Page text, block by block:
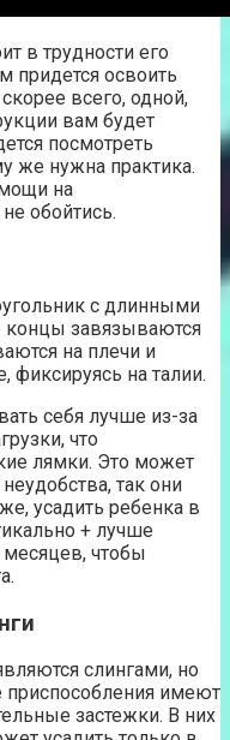
в трудности его
придется освоить
всего, одной,
вам будет
посмотреть
же нужна практика.
на
обойтись.
с длинными
концы завязываются
на плечи и
фиксируясь на талии.
себя лучше из-за
что
лямки. Это может
так они
усадить ребенка в
+ лучше
месяцев, чтобы
слингами, но
приспособления имеют
застежки. В них